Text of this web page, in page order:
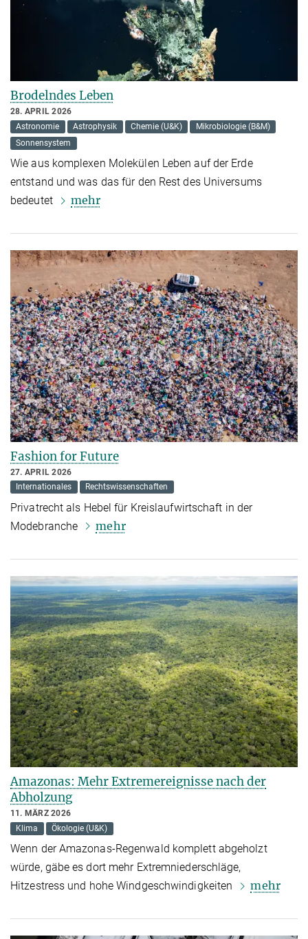
Brodelndes Leben
28. APRIL 2026
Astronomie
Astrophysik Chemie (U&K)
Mikrobiologie (B&M)
Sonnensystem
Wie aus komplexen Molekülen Leben auf der Erde
entstand und was das für den Rest des Universums
bedeutet
mehr
Fashion for Future
27. APRIL 2026
Internationales
Rechtswissenschaften
Privatrecht als Hebel für Kreislaufwirtschaft in der
Modebranche
mehr
Amazonas: Mehr Extremereignisse nach der
Abholzung
11. MÄRZ 2026
Klima
Ökologie (U&K)
Wenn der Amazonas-Regenwald komplett abgeholzt
würde, gäbe es dort mehr Extremniederschläge,
Hitzestress und hohe Windgeschwindigkeiten
mehr